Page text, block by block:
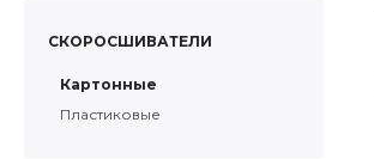
СКОРОСШИВАТЕЛИ
Картонные
Пластиковые